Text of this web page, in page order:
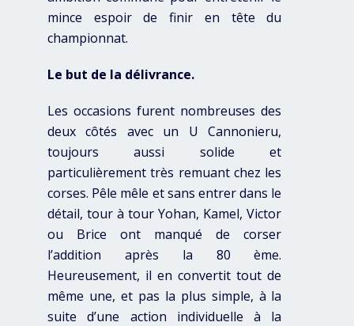
mince espoir de finir en tête du
championnat.
Le but de la délivrance.
Les occasions furent nombreuses des
deux côtés avec un U Cannonieru,
toujours aussi solide et
particulièrement très remuant chez les
corses. Pêle mêle et sans entrer dans le
détail, tour à tour Yohan, Kamel, Victor
ou Brice ont manqué de corser
l’addition après la 80 ème.
Heureusement, il en convertit tout de
même une, et pas la plus simple, à la
suite d’une action individuelle à la